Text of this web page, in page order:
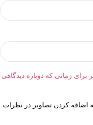
زمانی که دوباره دیدگاهی
اضافه کردن تصاویر در نظرات